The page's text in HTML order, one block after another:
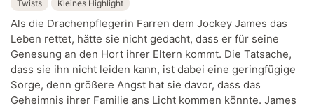
Twists
Kleines Highlight
Als die Drachenpflegerin Farren dem Jockey James das
Leben rettet, hätte sie nicht gedacht, dass er für seine
Genesung an den Hort ihrer Eltern kommt. Die Tatsache,
dass sie ihn nicht leiden kann, ist dabei eine geringfügige
Sorge, denn größere Angst hat sie davor, dass das
Geheimnis ihrer Familie ans Licht kommen könnte. James